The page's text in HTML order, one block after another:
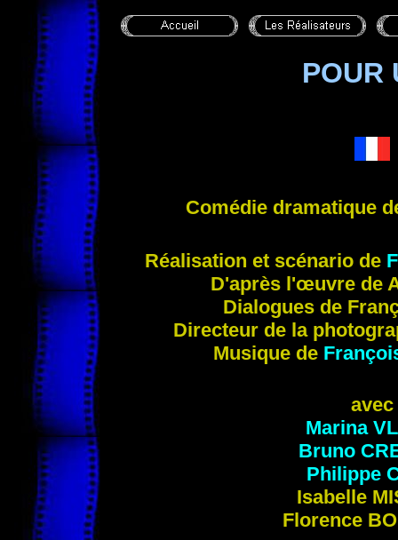
POUR
Comédie dramatique
Réalisation et scénario de
D'après l'œuvre de
Dialogues de
Directeur de la
Musique de
avec
Marina
Bruno
Philippe
Isabelle
Florence